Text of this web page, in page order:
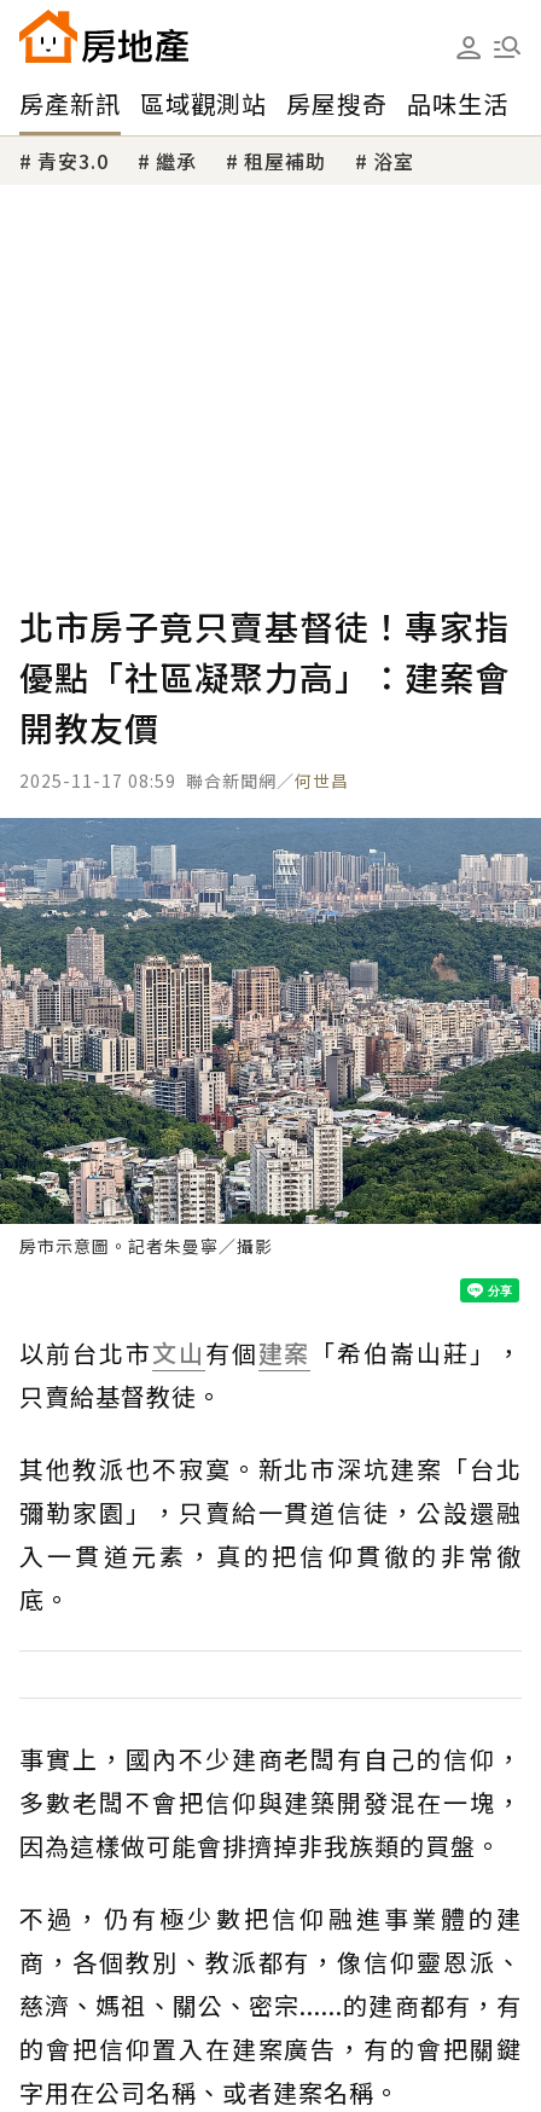
房產新訊 區域觀測站 房屋搜奇 品味生活
青安3.0 繼承 租屋補助 浴室
北市房子竟只賣基督徒！專家指
優點「社區凝聚力高」：建案會
開教友價
2025-11-17 08:59 聯合新聞網／何世昌
房市示意圖。記者朱曼寧／攝影
以前台北市文山有個建案 「希伯崙山莊」，
只賣給基督教徒。
其他教派也不寂寞。新北市深坑建案「台北
彌勒家園」，只賣給一貫道信徒，公設還融
入一貫道元素，真的把信仰貫徹的非常徹
底。
事實上，國內不少建商老闆有自己的信仰，
多數老闆不會把信仰與建築開發混在一塊，
因為這樣做可能會排擠掉非我族類的買盤。
不過，仍有極少數把信仰融進事業體的建
商，各個教別、教派都有，像信仰靈恩派、
慈濟、媽祖、關公、密宗......的建商都有，有
的會把信仰置入在建案廣告，有的會把關鍵
字用在公司名稱、或者建案名稱。